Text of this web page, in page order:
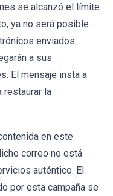
se alcanzó el límite
ya no será posible
enviados
a sus
El mensaje insta a
restaurar la
en este
correo no está
auténtico. El
por esta campaña se